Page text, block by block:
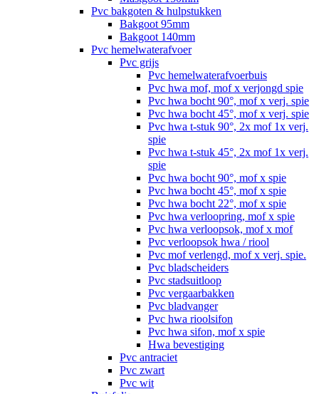
Pvc bakgoten & hulpstukken
Bakgoot 95mm
Bakgoot 140mm
Pvc hemelwaterafvoer
Pvc grijs
Pvc hemelwaterafvoerbuis
Pvc hwa mof, mof x verjongd spie
Pvc hwa bocht 90°, mof x verj. spie
Pvc hwa bocht 45°, mof x verj. spie
Pvc hwa t-stuk 90°, 2x mof 1x verj.
spie
Pvc hwa t-stuk 45°, 2x mof 1x verj.
spie
Pvc hwa bocht 90°, mof x spie
Pvc hwa bocht 45°, mof x spie
Pvc hwa bocht 22°, mof x spie
Pvc hwa verloopring, mof x spie
Pvc hwa verloopsok, mof x mof
Pvc verloopsok hwa / riool
Pvc mof verlengd, mof x verj. spie.
Pvc bladscheiders
Pvc stadsuitloop
Pvc vergaarbakken
Pvc bladvanger
Pvc hwa rioolsifon
Pvc hwa sifon, mof x spie
Hwa bevestiging
Pvc antraciet
Pvc zwart
Pvc wit